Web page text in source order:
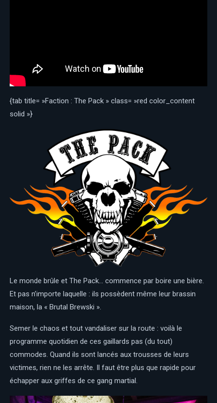
{tab title= »Faction : The Pack » class= »red color_content
solid »}
Le monde brûle et The Pack… commence par boire une bière.
Et pas n’importe laquelle : ils possèdent même leur brassin
maison, la « Brutal Brewski ».
Semer le chaos et tout vandaliser sur la route : voilà le
programme quotidien de ces gaillards pas (du tout)
commodes. Quand ils sont lancés aux trousses de leurs
victimes, rien ne les arrête. Il faut être plus que rapide pour
échapper aux griffes de ce gang martial.